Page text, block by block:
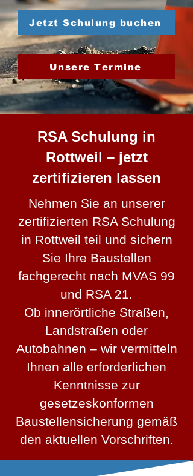
Jetzt Schulung buchen
Unsere Termine
RSA Schulung in
Rottweil – jetzt
zertifizieren lassen
Nehmen Sie an unserer
zertifizierten RSA Schulung
in Rottweil teil und sichern
Sie Ihre Baustellen
fachgerecht nach MVAS 99
und RSA 21.
Ob innerörtliche Straßen,
Landstraßen oder
Autobahnen – wir vermitteln
Ihnen alle erforderlichen
Kenntnisse zur
gesetzeskonformen
Baustellensicherung gemäß
den aktuellen Vorschriften.